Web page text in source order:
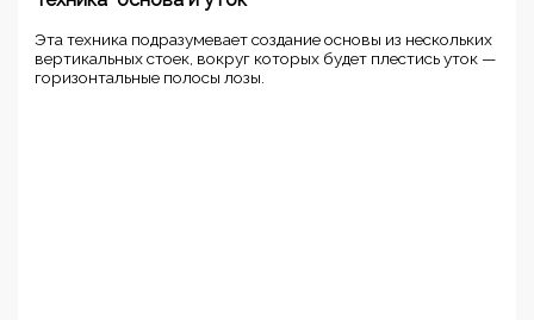
Эта техника подразумевает создание основы из нескольких
вертикальных стоек, вокруг которых будет плестись уток —
горизонтальные полосы лозы.